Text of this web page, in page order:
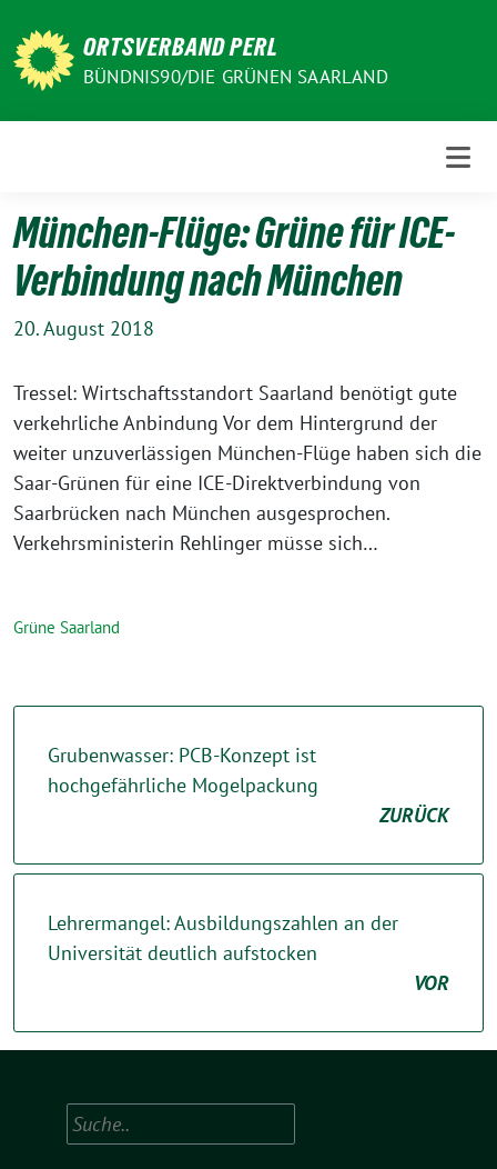
zum
Inhalt
ORTSVERBAND PERL
BÜNDNIS90/DIE GRÜNEN SAARLAND
München-Flüge: Grüne für ICE-
Verbindung nach München
20. August 2018
Tressel: Wirtschaftsstandort Saarland benötigt gute
verkehrliche Anbindung Vor dem Hintergrund der
weiter unzuverlässigen München-Flüge haben sich die
Saar-Grünen für eine ICE-Direktverbindung von
Saarbrücken nach München ausgesprochen.
Verkehrsministerin Rehlinger müsse sich…
Grüne Saarland
Grubenwasser: PCB-Konzept ist
hochgefährliche Mogelpackung
ZURÜCK
Lehrermangel: Ausbildungszahlen an der
Universität deutlich aufstocken
VOR
Suchen